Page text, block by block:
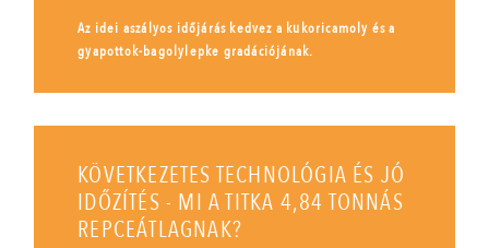
Az idei aszályos időjárás kedvez a kukoricamoly és a
gyapottok-bagolylepke gradációjának.
KÖVETKEZETES TECHNOLÓGIA ÉS JÓ
IDŐZÍTÉS - MI A TITKA 4,84 TONNÁS
REPCEÁTLAGNAK?